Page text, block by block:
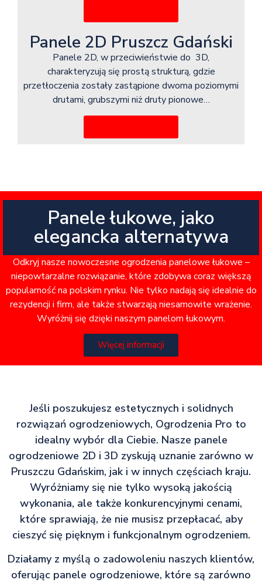
Panele 2D Pruszcz Gdański
Panele 2D, w przeciwieństwie do 3D,
charakteryzują się prostą strukturą, gdzie
przetłoczenia zostały zastąpione dwoma poziomymi
drutami, grubszymi niż druty pionowe…
Panele łukowe, jako
elegancka alternatywa
Odkryj nasze nowoczesne ogrodzenia panelowe łukowe –
niepowtarzalne rozwiązanie, które zdobywa coraz większą
popularność na polskim rynku. Nie tylko nadają się idealnie do
rezydencji i firm, ale także stwarzają niesamowite wrażenie.
Wyróżnij się dzięki naszym panelom łukowym.
Więcej informacji
Jeśli poszukujesz estetycznych i solidnych
rozwiązań ogrodzeniowych, Ogrodzenia Pro to
idealny wybór dla Ciebie. Nasze panele
ogrodzeniowe 2D i 3D zyskują uznanie zarówno w
Pruszczu Gdańskim, jak i w innych częściach kraju.
Wyróżniamy się nie tylko wysoką jakością
wykonania, ale także konkurencyjnymi cenami,
które sprawiają, że nie musisz przepłacać, aby
cieszyć się pięknym i funkcjonalnym ogrodzeniem.
Działamy z myślą o zadowoleniu naszych klientów,
oferując panele ogrodzeniowe, które są zarówno